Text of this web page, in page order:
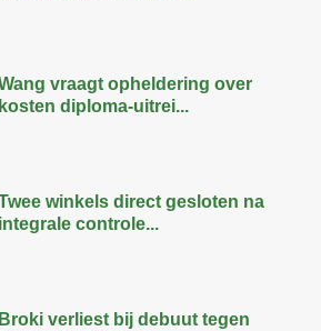
vraagt opheldering over
kosten diploma-uitrei...
winkels direct gesloten na
integrale controle...
Broki verliest bij debuut tegen